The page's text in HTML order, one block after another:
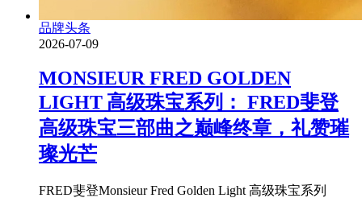
品牌头条
2026-07-09
MONSIEUR FRED GOLDEN
LIGHT 高级珠宝系列： FRED斐登
高级珠宝三部曲之巅峰终章，礼赞璀
璨光芒
FRED斐登Monsieur Fred Golden Light 高级珠宝系列